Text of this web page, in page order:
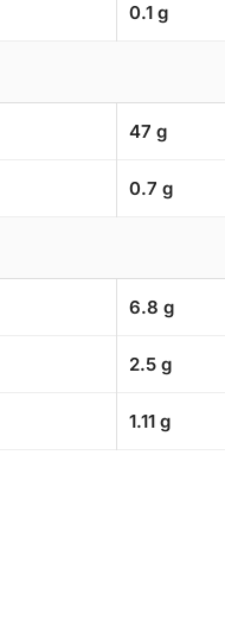
0.1 g
47 g
0.7 g
6.8 g
2.5 g
1.11 g